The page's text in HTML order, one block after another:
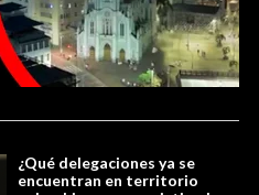
¿Qué delegaciones ya se
encuentran en territorio